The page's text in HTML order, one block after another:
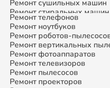
Ремонт сушильных машин
Ремонт стиральных машин
Ремонт микроволновых
Ремонт смарт-часов
Ремонт атс
Ремонт сплит-систем
Ремонт телефонов
Ремонт ноутбуков
Ремонт роботов-
Ремонт вертикальных
Ремонт фотоаппаратов
Ремонт телевизоров
Ремонт пылесосов
Ремонт проекторов